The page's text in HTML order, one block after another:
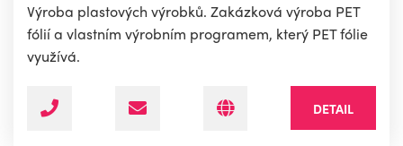
Výroba plastových výrobků. Zakázková výroba PET
fólií a vlastním výrobním programem, který PET fólie
využívá.
DETAIL